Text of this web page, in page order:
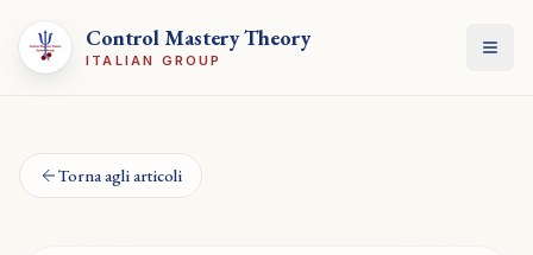
Control Mastery Theory
ITALIAN GROUP Apri
Torna agli articoli